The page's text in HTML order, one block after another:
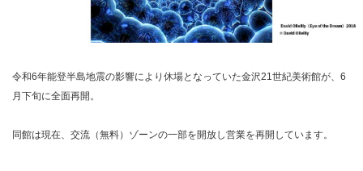
令和6年能登半島地震の影響により休場となっていた金沢21世紀美術館が、6
月下旬に全面再開。
同館は現在、交流（無料）ゾーンの一部を開放し営業を再開しています。